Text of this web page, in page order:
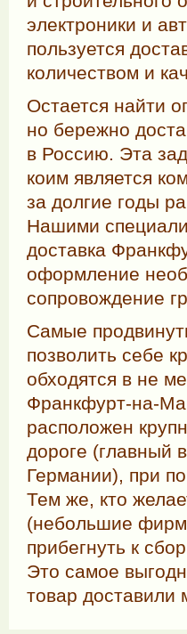
электроники и
пользуется
количеством и
Остается найти
но бережно
в Россию. Эта
коим является
за долгие годы
Нашими
доставка
оформление
сопровождение
Самые
позволить себе
обходятся в не
Франкфурт-на-
расположен
дороге (главный
Германии), при
Тем же, кто
(небольшие
прибегнуть к
Это самое
товар доставили